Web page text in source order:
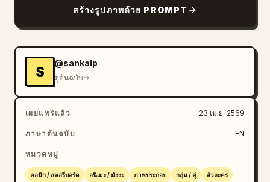
สง่างามในชุดเดรสสีแดงสไตล์กี่เพ้าที่มีงานปักดอกไม้และผ่า
ข้าง มือข้างหนึ่งวางพิงโต๊ะไม้ใกล้กับสมุดบันทึกที่เปิดอยู่ซึ่ง
สาวผมสีน้ำตาลในชุดลำลองที่มัดผมมวยยุ่งๆ สวมเสื้อยืดสี
ขาวที่มีโลโก้ AI รูปปมสีดำภายใต้เสื้อเชิ้ตสีเบจที่เปิดออก
ยืนอยู่หลังแล็ปท็อปสีเงินที่เปิดอยู่ซึ่งมีโลโก้เดียวกัน กระจาย
สิ่งของบนโต๊ะทำงานให้ดูอบอุ่น: แก้วน้ำ 2 ใบ, สมุด
บันทึกที่เปิดอยู่ 1 เล่ม, ปากกา 1 ด้าม, ฟิกเกอร์สีดำขนาด
เล็ก 1 ตัว, กองหนังสือที่ปิดอยู่ 1 กอง และแล็ปท็อป เพิ่ม
DREAMS” ที่ด้านซ้ายบน, “SHIPPING IS MY CARDIO” ที่
ผนังด้านซ้าย, “turn caffeine into code” ใกล้จุด
สร้างรูปภาพด้วย PROMPT
S
@sankalp
ดูต้นฉบับ
เผยแพร่แล้ว 23 เม.ย. 2569
ภาษาต้นฉบับ EN
หมวดหมู่
คอมิก / สตอรี่บอร์ด อนิเมะ / มังงะ ภาพประกอบ กลุ่ม / คู่ ตัวละคร